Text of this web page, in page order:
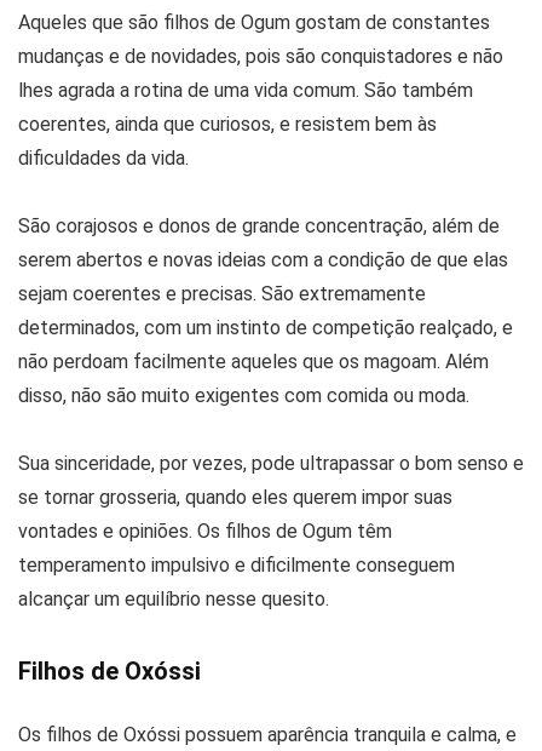
Aqueles que são filhos de Ogum gostam de constantes
mudanças e de novidades, pois são conquistadores e não
lhes agrada a rotina de uma vida comum. São também
coerentes, ainda que curiosos, e resistem bem às
dificuldades da vida.
São corajosos e donos de grande concentração, além de
serem abertos e novas ideias com a condição de que elas
sejam coerentes e precisas. São extremamente
determinados, com um instinto de competição realçado, e
não perdoam facilmente aqueles que os magoam. Além
disso, não são muito exigentes com comida ou moda.
Sua sinceridade, por vezes, pode ultrapassar o bom senso e
se tornar grosseria, quando eles querem impor suas
vontades e opiniões. Os filhos de Ogum têm
temperamento impulsivo e dificilmente conseguem
alcançar um equilíbrio nesse quesito.
Filhos de Oxóssi
Os filhos de Oxóssi possuem aparência tranquila e calma, e